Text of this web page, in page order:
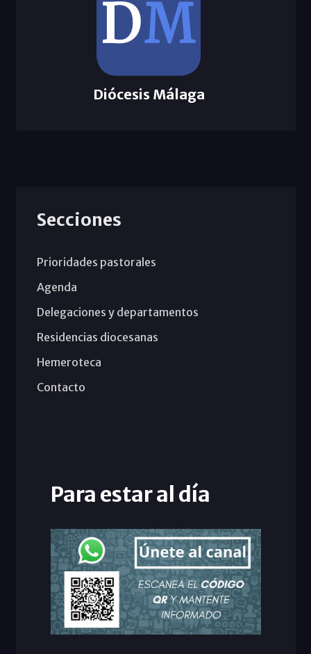
Diócesis Málaga
Secciones
Prioridades pastorales
Agenda
Delegaciones y departamentos
Residencias diocesanas
Hemeroteca
Contacto
Para estar al día